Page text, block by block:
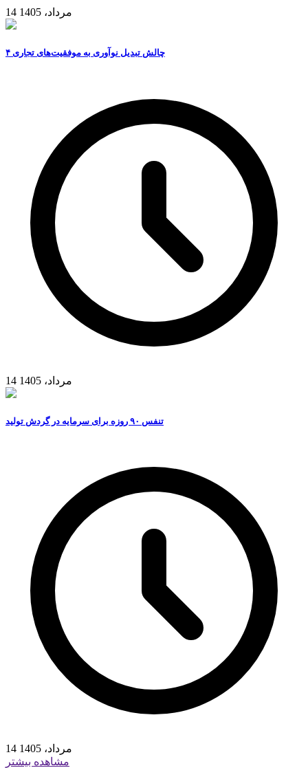
14 مرداد، 1405
۴ چالش تبدیل نوآوری به موفقیت‌های تجاری
14 مرداد، 1405
تنفس ۹۰ روزه برای سرمایه در گردش تولید
14 مرداد، 1405
مشاهده بیشتر